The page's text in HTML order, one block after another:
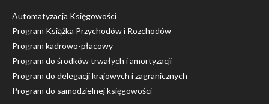
Automatyzacja Księgowości
Program Książka Przychodów i Rozchodów
Program kadrowo-płacowy
Program do środków trwałych i amortyzacji
Program do delegacji krajowych i zagranicznych
Program do samodzielnej księgowości